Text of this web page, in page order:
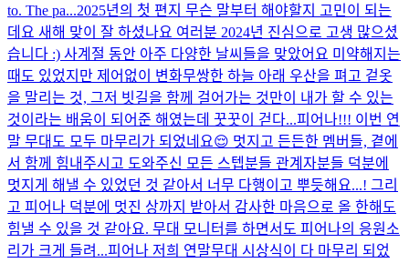
to. The pa...2025년의 첫 편지 무슨 말부터 해야할지 고민이 되는
데요 새해 맞이 잘 하셨나요 여러분 2024년 진심으로 고생 많으셨
습니다 :) 사계절 동안 아주 다양한 날씨들을 맞았어요 미약해지는
때도 있었지만 제어없이 변화무쌍한 하늘 아래 우산을 펴고 겉옷
을 말리는 것, 그저 빗길을 함께 걸어가는 것만이 내가 할 수 있는
것이라는 배움이 되어준 해였는데 꿋꿋이 걷다...피어나!!! 이번 연
말 무대도 모두 마무리가 되었네요😌 멋지고 든든한 멤버들, 곁에
서 함께 힘내주시고 도와주신 모든 스텝분들 관계자분들 덕분에
멋지게 해낼 수 있었던 것 같아서 너무 다행이고 뿌듯해요...! 그리
고 피어나 덕분에 멋진 상까지 받아서 감사한 마음으로 올 한해도
힘낼 수 있을 것 같아요. 무대 모니터를 하면서도 피어나의 응원소
리가 크게 들려...피어나 저희 연말무대 시상식이 다 마무리 되었